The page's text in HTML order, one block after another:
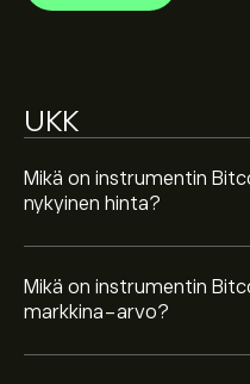
UKK
Mikä on instrumentin
nykyinen hinta?
Mikä on instrumentin
markkina-arvo?
Valitse "1D" tai "1W"
aiemmat hintaliikkeet.
Yen hinta on vaihdellut
Ostaaksesi instrumenttia
"Kauppa"-painiketta ja
instrumenttia Bitcoin /
instrumentin BTCJPY